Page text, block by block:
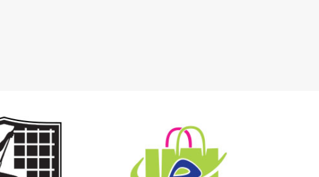
RADOVI
OBJEKATA
FASADA
E-POKLON
ON-LINE TRGOVINA
PRINT&GIFT SHOP